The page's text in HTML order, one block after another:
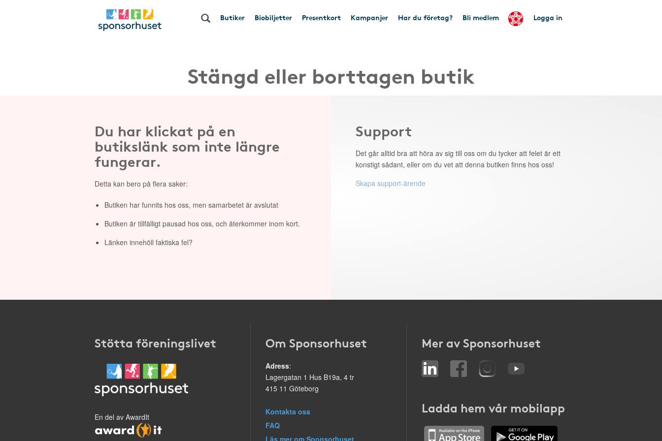
Butiker Biobiljetter Presentkort Kampanjer Har du företag? Bli medlem Logga in
Stängd eller borttagen butik
Du har klickat på en
butikslänk som inte längre
fungerar.
Detta kan bero på flera saker:
Butiken har funnits hos oss, men samarbetet är avslutat
Butiken är tillfälligt pausad hos oss, och återkommer inom kort.
Länken innehöll faktiska fel?
Support
Det går alltid bra att höra av sig till oss om du tycker att felet är ett
konstigt sådant, eller om du vet att denna butiken finns hos oss!
Skapa support-ärende
Stötta föreningslivet
En del av AwardIt
Om Sponsorhuset
Adress:
Lagergatan 1 Hus B19a, 4 tr
415 11 Göteborg
Kontakta oss
FAQ
Läs mer om Sponsorhuset
Mer av Sponsorhuset
Ladda hem vår mobilapp